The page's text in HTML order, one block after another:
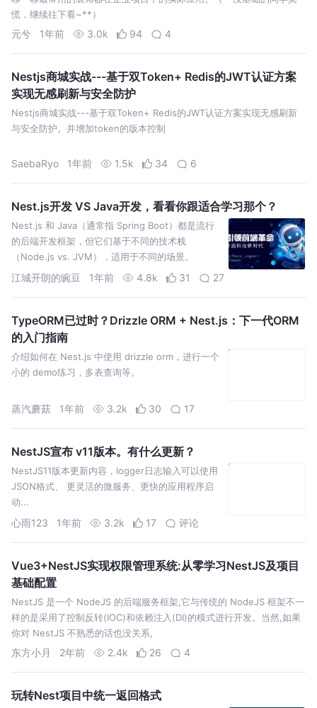
慌，继续往下看~**）
元兮 1年前 3.0k 94 4
Nestjs商城实战---基于双Token+ Redis的JWT认证方案
实现无感刷新与安全防护
Nestjs商城实战---基于双Token+ Redis的JWT认证方案实现无感刷新
与安全防护。并增加token的版本控制
SaebaRyo 1年前 1.5k 34 6
Nest.js开发 VS Java开发，看看你跟适合学习那个？
Nest.js 和 Java（通常指 Spring Boot）都是流行
的后端开发框架，但它们基于不同的技术栈
（Node.js vs. JVM），适用于不同的场景。
江城开朗的豌豆 1年前 4.8k 31 27
TypeORM已过时？Drizzle ORM + Nest.js：下一代ORM
的入门指南
介绍如何在 Nest.js 中使用 drizzle orm，进行一个
小的 demo练习，多表查询等。
蒸汽蘑菇 1年前 3.2k 30 17
NestJS宣布 v11版本。有什么更新？
NestJS11版本更新内容，logger日志输入可以使用
JSON格式、 更灵活的微服务、更快的应用程序启
动...
心雨123 1年前 3.2k 17 评论
Vue3+NestJS实现权限管理系统:从零学习NestJS及项目
基础配置
NestJS 是一个 NodeJS 的后端服务框架,它与传统的 NodeJS 框架不一
样的是采用了控制反转(IOC)和依赖注入(DI)的模式进行开发。当然,如果
你对 NestJS 不熟悉的话也没关系,
东方小月 2年前 2.4k 26 4
玩转Nest项目中统一返回格式